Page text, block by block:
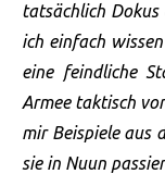
tatsächlich
ich einfach
eine feindliche
Armee taktisch
mir Beispiele aus
sie in Nuun